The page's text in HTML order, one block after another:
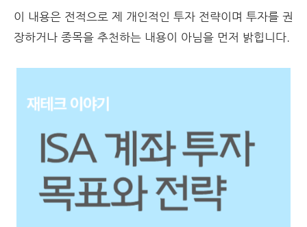
이 내용은 전적으로 제 개인적인 투자 전략이며 투자를 권
장하거나 종목을 추천하는 내용이 아님을 먼저 밝힙니다.